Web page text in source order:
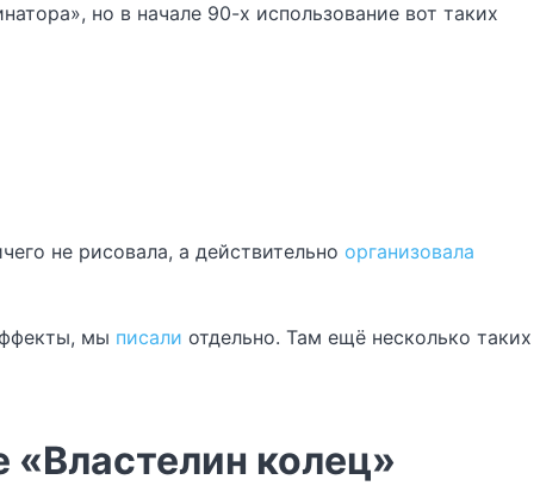
но в начале 90-х использование вот таких
не рисовала, а действительно организовала
мы писали отдельно. Там ещё несколько таких
колец»